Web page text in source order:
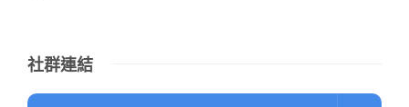
社群連結